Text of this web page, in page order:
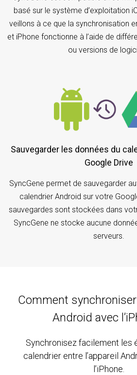
basé sur le système d’exploitation
veillons à ce que la synchronisation
et iPhone fonctionne à l’aide de
ou versions de
Sauvegarder les données du calendrier Android sur
Google Drive
SyncGene permet de sauvegarder
calendrier Android sur votre
sauvegardes sont stockées dans
SyncGene ne stocke aucune
serveurs.
Comment
Android avec
Synchronisez facilement les
calendrier entre l’appareil
l’iPhone.